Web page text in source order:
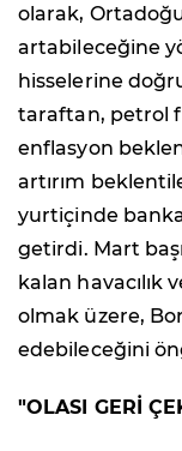
olarak,
artabileceğine
hisselerine
taraftan, petrol
enflasyon
artırım
yurtiçinde
getirdi. Mart
kalan havacılık
olmak üzere,
edebileceğini
"OLASI GERİ